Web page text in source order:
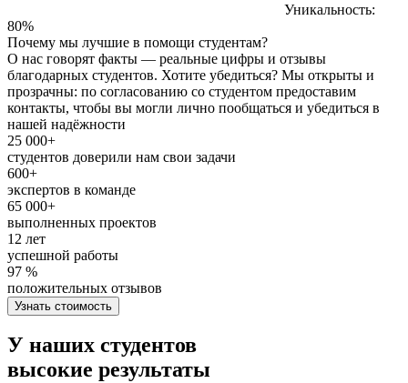
Уникальность:
80%
Почему мы лучшие в помощи студентам?
О нас говорят факты — реальные цифры и отзывы
благодарных студентов. Хотите убедиться? Мы открыты и
прозрачны: по согласованию со студентом предоставим
контакты, чтобы вы могли лично пообщаться и убедиться в
нашей надёжности
25 000+
студентов доверили нам свои задачи
600+
экспертов в команде
65 000+
выполненных проектов
12 лет
успешной работы
97 %
положительных отзывов
Узнать стоимость
У наших студентов
высокие результаты